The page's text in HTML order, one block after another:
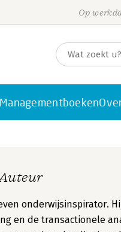
Op
Managementboeken
onderwijsinspirator.
en de transactionele